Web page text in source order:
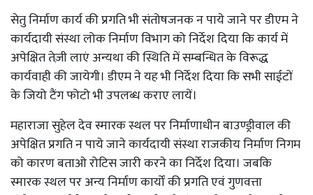
सेतु निर्माण कार्य की प्रगति भी संतोषजनक न पाये जाने पर डीएम ने
कार्यदायी संस्था लोक निर्माण विभाग को निर्देश दिया कि कार्य में
अपेक्षित तेज़ी लाएं अन्यथा की स्थिति में सम्बन्धित के विरूद्ध
कार्यवाही की जायेगी। डीएम ने यह भी निर्देश दिया कि सभी साईटों
के जियो टैंग फोटो भी उपलब्ध कराए लायें।
महाराजा सुहेल देव स्मारक स्थल पर निर्माणाधीन बाउण्ड्रीवाल की
अपेक्षित प्रगति न पाये जाने कार्यदायी संस्था राजकीय निर्माण निगम
को कारण बताओ रोटिस जारी करने का निर्देश दिया। जबकि
स्मारक स्थल पर अन्य निर्माण कार्यों की प्रगति एवं गुणवत्ता